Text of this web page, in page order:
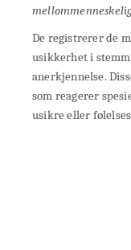
De registrerer de
usikkerhet i
anerkjennelse.
som reagerer
usikre eller